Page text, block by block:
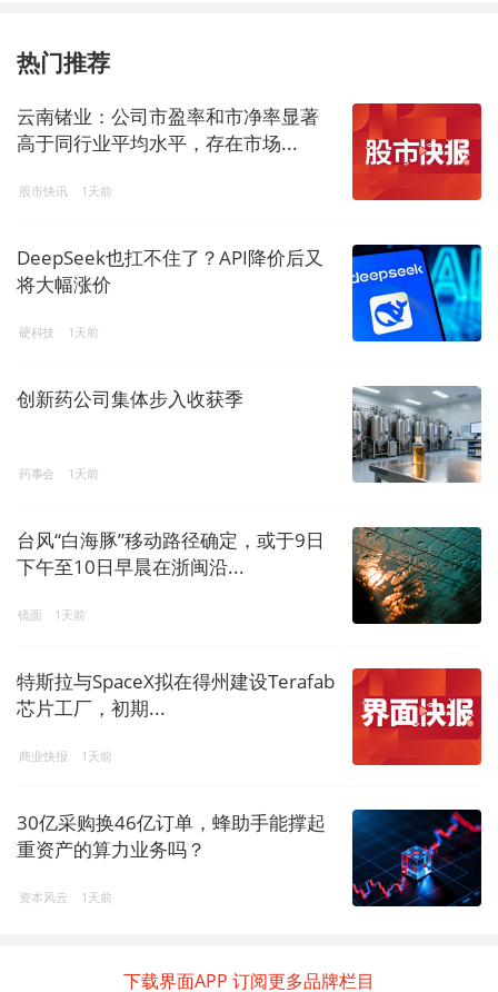
热门推荐
云南锗业：公司市盈率和市净率显著
高于同行业平均水平，存在市场...
股市快讯 1天前
DeepSeek也扛不住了？API降价后又
将大幅涨价
硬科技 1天前
创新药公司集体步入收获季
药事会 1天前
台风“白海豚”移动路径确定，或于9日
下午至10日早晨在浙闽沿...
镜面 1天前
特斯拉与SpaceX拟在得州建设Terafab
芯片工厂，初期...
商业快报 1天前
30亿采购换46亿订单，蜂助手能撑起
重资产的算力业务吗？
资本风云 1天前
下载界面APP 订阅更多品牌栏目